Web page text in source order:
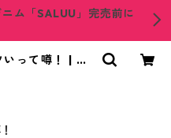
ニム「SALUU」完売前に
って噂！ | wo